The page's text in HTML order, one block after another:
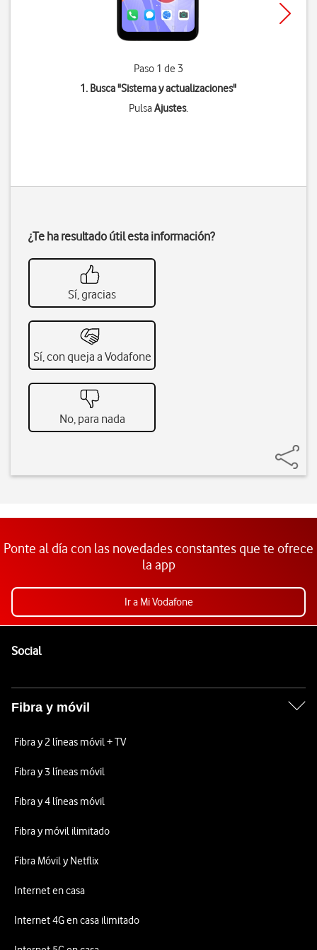
Paso 1 de 3
1. Busca "Sistema y actualizaciones"
PulsaAjustes.
¿Te ha resultado útil esta información?
Sí, gracias
Sí, con queja a Vodafone
No, para nada
Ponte al día con las novedades constantes que te ofrece
la app
Ir a Mi Vodafone
SocialEnlaces a las redes sociales de Vodafone
Fibra y móvil
Fibra y 2 líneas móvil + TV
Fibra y 3 líneas móvil
Fibra y 4 líneas móvil
Fibra y móvil ilimitado
Fibra Móvil y Netflix
Internet en casa
Internet 4G en casa ilimitado